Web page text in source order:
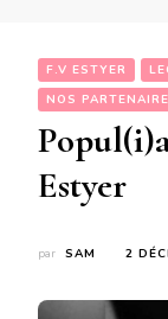
F.V ESTYER
NOS
Estyer
par SAM 2